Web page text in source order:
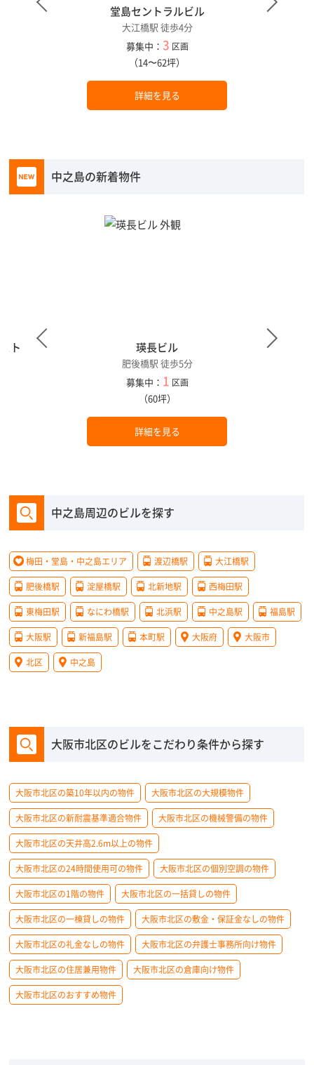
堂島セントラルビル
大江橋駅 徒歩4分
募集中： 3 区画
（14〜62坪）
詳細を見る
中之島の新着物件
ト 瑛長ビル
肥後橋駅 徒歩5分
募集中： 1 区画
（60坪）
詳細を見る
中之島周辺のビルを探す
梅田・堂島・中之島エリア 渡辺橋駅 大江橋駅
肥後橋駅 淀屋橋駅 北新地駅 西梅田駅
東梅田駅 なにわ橋駅 北浜駅 中之島駅 福島駅
大阪駅 新福島駅 本町駅 大阪府 大阪市
北区 中之島
大阪市北区のビルをこだわり条件から探す
大阪市北区の築10年以内の物件 大阪市北区の大規模物件
大阪市北区の新耐震基準適合物件 大阪市北区の機械警備の物件
大阪市北区の天井高2.6m以上の物件
大阪市北区の24時間使用可の物件 大阪市北区の個別空調の物件
大阪市北区の1階の物件 大阪市北区の一括貸しの物件
大阪市北区の一棟貸しの物件 大阪市北区の敷金・保証金なしの物件
大阪市北区の礼金なしの物件 大阪市北区の弁護士事務所向け物件
大阪市北区の住居兼用物件 大阪市北区の倉庫向け物件
大阪市北区のおすすめ物件